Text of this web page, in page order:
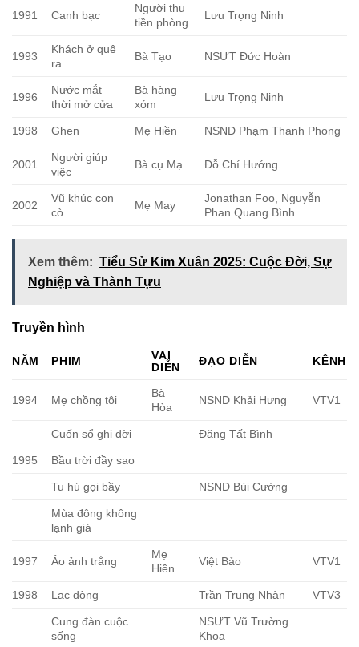
1991 Canh bạc
Người thu
tiền phòng
Lưu Trọng Ninh
1993
Khách ở quê
ra
Bà Tạo NSƯT Đức Hoàn
1996
Nước mắt
thời mở cửa
Bà hàng
xóm
Lưu Trọng Ninh
1998 Ghen Mẹ Hiền NSND Phạm Thanh Phong
2001
Người giúp
việc
Bà cụ Mạ Đỗ Chí Hướng
2002
Vũ khúc con
cò
Mẹ May
Jonathan Foo, Nguyễn
Phan Quang Bình
Xem thêm: Tiểu Sử Kim Xuân 2025: Cuộc Đời, Sự
Nghiệp và Thành Tựu
Truyền hình
NĂM PHIM
VAI
DIỄN
ĐẠO DIỄN KÊNH
1994 Mẹ chồng tôi
Bà
Hòa
NSND Khải Hưng VTV1
Cuốn sổ ghi đời Đặng Tất Bình
1995 Bầu trời đầy sao
Tu hú gọi bầy NSND Bùi Cường
Mùa đông không
lạnh giá
1997 Ảo ảnh trắng
Mẹ
Hiền
Việt Bảo VTV1
1998 Lạc dòng Trần Trung Nhàn VTV3
Cung đàn cuộc
sống
NSƯT Vũ Trường
Khoa